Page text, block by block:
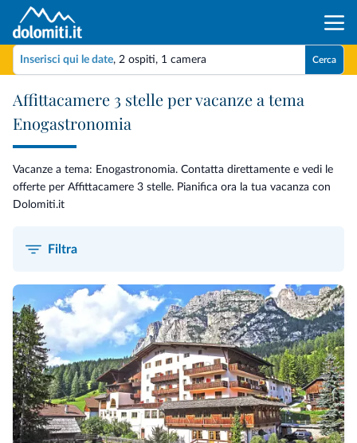
Inserisci qui le date, 2 ospiti, 1 camera Cerca
Affittacamere 3 stelle per vacanze a tema
Enogastronomia
Vacanze a tema: Enogastronomia. Contatta direttamente e vedi le
offerte per Affittacamere 3 stelle. Pianifica ora la tua vacanza con
Dolomiti.it
Filtra